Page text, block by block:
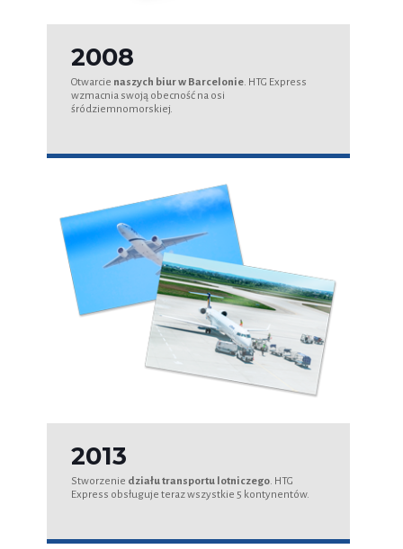
2008
Otwarcie naszych biur w Barcelonie. HTG Express
wzmacnia swoją obecność na osi
śródziemnomorskiej.
2013
Stworzenie działu transportu lotniczego. HTG
Express obsługuje teraz wszystkie 5 kontynentów.